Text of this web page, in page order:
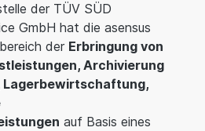
der TÜV SÜD
GmbH hat die asensus
der Erbringung von
Archivierung
Lagerbewirtschaftung,
auf Basis eines